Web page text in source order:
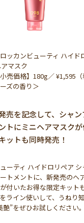
ロッカンビューティ ハイド
マスク
売価格】180g／ ¥1,595（
ズの香り＞
売を記念して、シャン
トにミニヘアマスク
ットも同時発売！
ーティ ハイドロリペア シ
トメントに、新発売のヘ
付いたお得な限定キット
ライン使いして、うねり
”をぜひお試しください。